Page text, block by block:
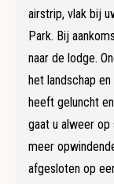
airstrip, vlak bij
Park. Bij
naar de lodge.
het landschap
heeft geluncht
gaat u alweer
meer
afgesloten op